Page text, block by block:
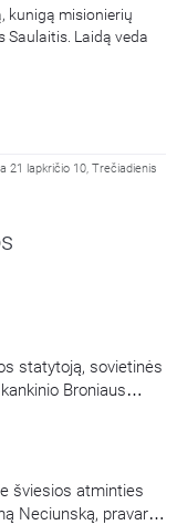
kunigą misionierių
Laidą veda
21 lapkričio 10, Trečiadienis
statytoją, sovietinės
Broniaus
Ta proga istorikai ir
šviesios atminties
Neciunską, pravarde